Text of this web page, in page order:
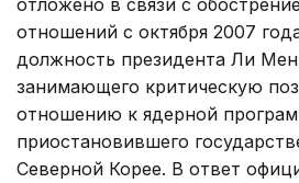
отношений с октября 2007
должность президента Ли
занимающего критическую
отношению к ядерной
приостановившего
Северной Корее. В ответ